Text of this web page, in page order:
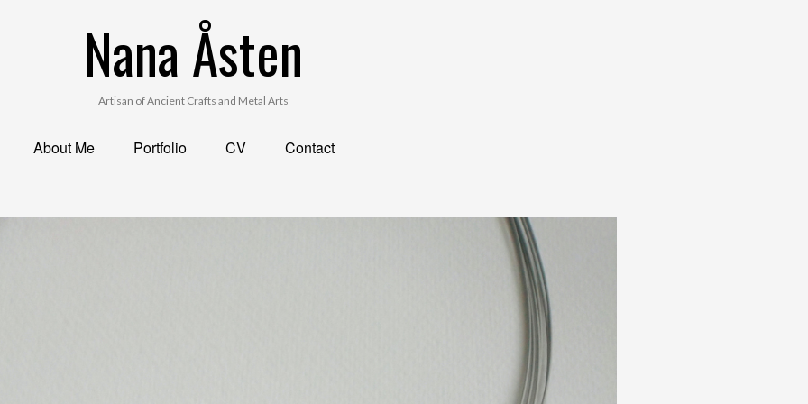
Nana Åsten
Artisan of Ancient Crafts and Metal Arts
About Me Portfolio CV Contact